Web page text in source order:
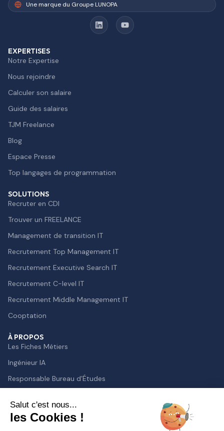
Une marque du Groupe LUNOPA
EXPERTISES
Notre Expertise
Nous rejoindre
Calculer son salaire
Guide des salaires
TJM Freelance
Blog
Espace Presse
Top langages de programmation
SOLUTIONS
Recruter en CDI
Trouver un FREELANCE
Management de transition IT
Recrutement Top Management IT
Recrutement Executive Search IT
Recrutement C-level IT
Recrutement Middle Management IT
Cooptation
À PROPOS
Les Fiches Métiers
Ingénieur IA
Responsable Bureau d’Études
Salut c'est nous...
les Cookies !